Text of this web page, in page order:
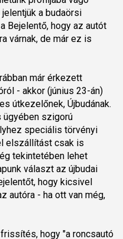
a budaörsi
Bejelentő, hogy az autót
várnak, de már ez is
már érkezett
- akkor (június 23-án)
útkezelőnek, Újbudának.
szigorú
speciális törvényi
elszállítást csak is
tekintetében lehet
választ az újbudai
hogy kicsivel
autóra - ha ott van még,
hogy "a roncsautó